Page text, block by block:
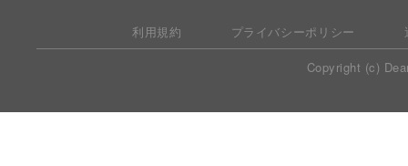
利用規約 プライバシーポリシー
Copyright (c)